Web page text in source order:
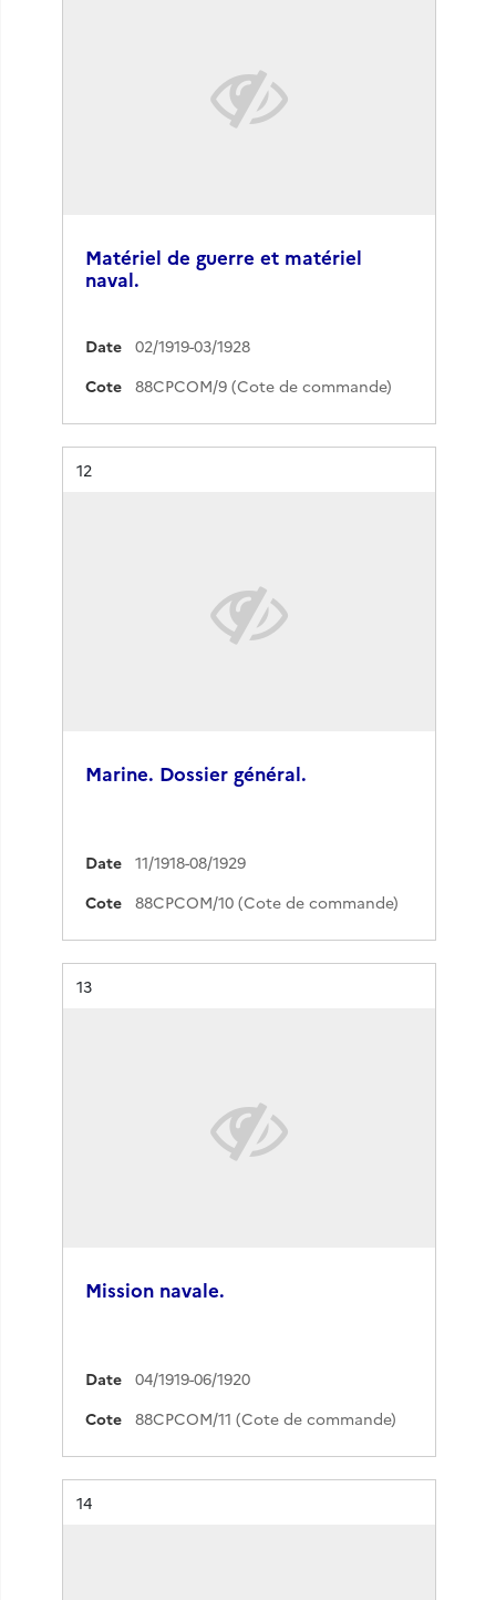
Matériel de guerre et matériel
naval.
Date
02/1919-03/1928
Cote
88CPCOM/9 (Cote de commande)
Résultat n°
12
Marine. Dossier général.
Date
11/1918-08/1929
Cote
88CPCOM/10 (Cote de commande)
Résultat n°
13
Mission navale.
Date
04/1919-06/1920
Cote
88CPCOM/11 (Cote de commande)
Résultat n°
14